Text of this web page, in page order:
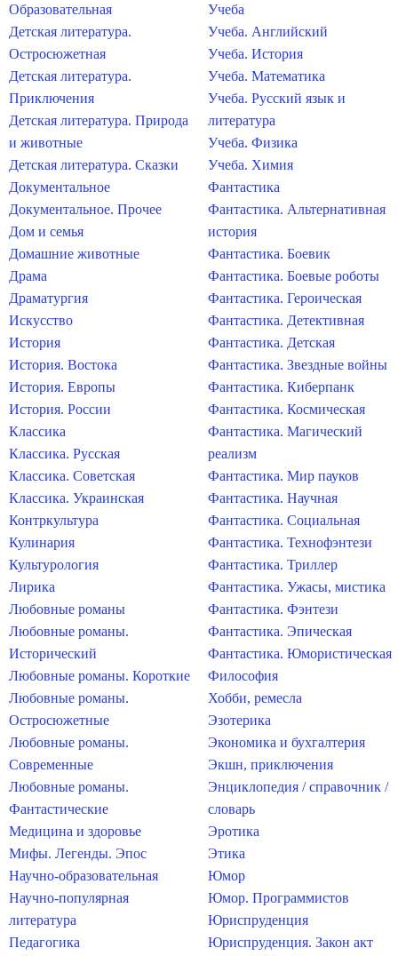
Образовательная
Детская литература.
Остросюжетная
Детская литература.
Приключения
Детская литература. Природа
и животные
Детская литература. Сказки
Документальное
Документальное. Прочее
Дом и семья
Домашние животные
Драма
Драматургия
Искусство
История
История. Востока
История. Европы
История. России
Классика
Классика. Русская
Классика. Советская
Классика. Украинская
Контркультура
Кулинария
Культурология
Лирика
Любовные романы
Любовные романы.
Исторический
Любовные романы. Короткие
Любовные романы.
Остросюжетные
Любовные романы.
Современные
Любовные романы.
Фантастические
Медицина и здоровье
Мифы. Легенды. Эпос
Научно-образовательная
Научно-популярная
литература
Педагогика
Учеба
Учеба. Английский
Учеба. История
Учеба. Математика
Учеба. Русский язык и
литература
Учеба. Физика
Учеба. Химия
Фантастика
Фантастика. Альтернативная
история
Фантастика. Боевик
Фантастика. Боевые роботы
Фантастика. Героическая
Фантастика. Детективная
Фантастика. Детская
Фантастика. Звездные войны
Фантастика. Киберпанк
Фантастика. Космическая
Фантастика. Магический
реализм
Фантастика. Мир пауков
Фантастика. Научная
Фантастика. Социальная
Фантастика. Технофэнтези
Фантастика. Триллер
Фантастика. Ужасы, мистика
Фантастика. Фэнтези
Фантастика. Эпическая
Фантастика. Юмористическая
Философия
Хобби, ремесла
Эзотерика
Экономика и бухгалтерия
Экшн, приключения
Энциклопедия / справочник /
словарь
Эротика
Этика
Юмор
Юмор. Программистов
Юриспруденция
Юриспруденция. Закон акт